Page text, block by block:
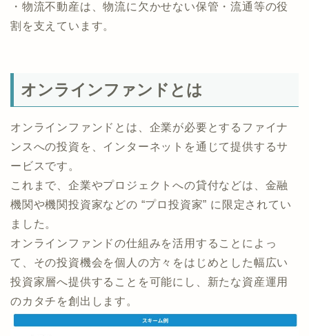
・物流不動産は、物流に欠かせない保管・流通等の役
割を支えています。
オンラインファンドとは
オンラインファンドとは、企業が必要とするファイナ
ンスへの投資を、インターネットを通じて提供するサ
ービスです。
これまで、企業やプロジェクトへの貸付などは、金融
機関や機関投資家などの “プロ投資家” に限定されてい
ました。
オンラインファンドの仕組みを活用することによっ
て、その投資機会を個人の方々をはじめとした幅広い
投資家層へ提供することを可能にし、新たな資産運用
のカタチを創出します。